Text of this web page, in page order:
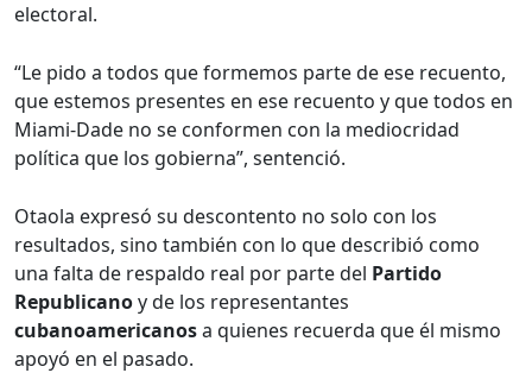
electoral.
“Le pido a todos que formemos parte de ese recuento,
que estemos presentes en ese recuento y que todos en
Miami-Dade no se conformen con la mediocridad
política que los gobierna”, sentenció.
Otaola expresó su descontento no solo con los
resultados, sino también con lo que describió como
una falta de respaldo real por parte del Partido
Republicanoy de los representantes
cubanoamericanosa quienes recuerda que él mismo
apoyó en el pasado.